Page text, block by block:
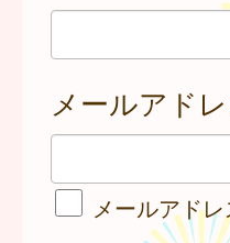
メールアド
メールアド